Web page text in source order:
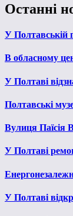
Останні
У Полтавській
В обласному
У Полтаві
Полтавські
Вулиця Паїсія
У Полтаві
У Полтаві